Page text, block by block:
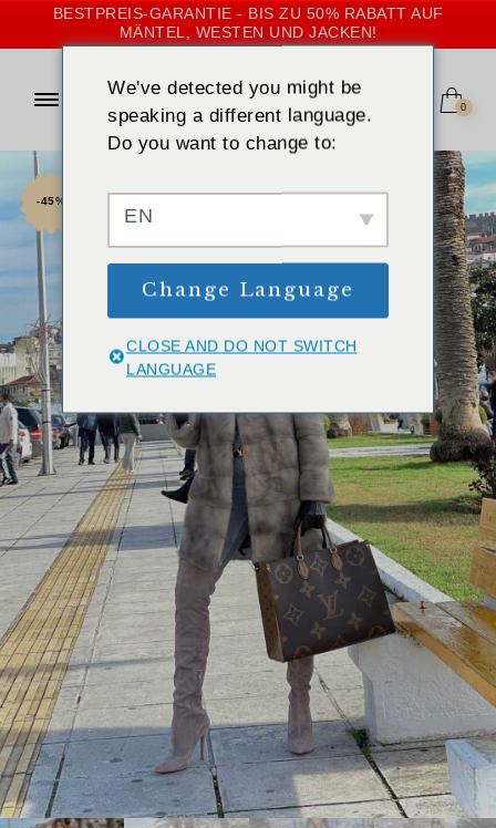
BESTPREIS-GARANTIE - BIS ZU 50% RABATT AUF
MÄNTEL, WESTEN UND JACKEN!
0
-45%
We've detected you might be
speaking a different language.
Do you want to change to:
EN
Change Language
CLOSE AND DO NOT SWITCH
LANGUAGE